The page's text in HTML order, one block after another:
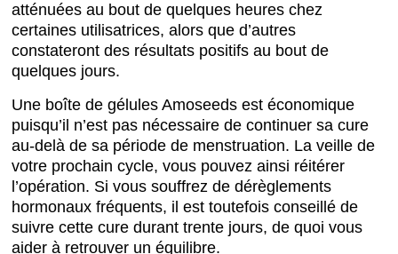
atténuées au bout de quelques heures chez
certaines utilisatrices, alors que d’autres
constateront des résultats positifs au bout de
quelques jours.
Une boîte de gélules Amoseeds est économique
puisqu’il n’est pas nécessaire de continuer sa cure
au-delà de sa période de menstruation. La veille de
votre prochain cycle, vous pouvez ainsi réitérer
l’opération. Si vous souffrez de dérèglements
hormonaux fréquents, il est toutefois conseillé de
suivre cette cure durant trente jours, de quoi vous
aider à retrouver un équilibre.